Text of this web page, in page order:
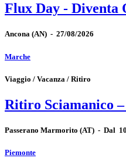
Flux Day - Diventa
Ancona (AN) - 27/08/2026
Marche
Viaggio / Vacanza / Ritiro
Ritiro Sciamanico
Passerano Marmorito (AT) - Dal
Piemonte